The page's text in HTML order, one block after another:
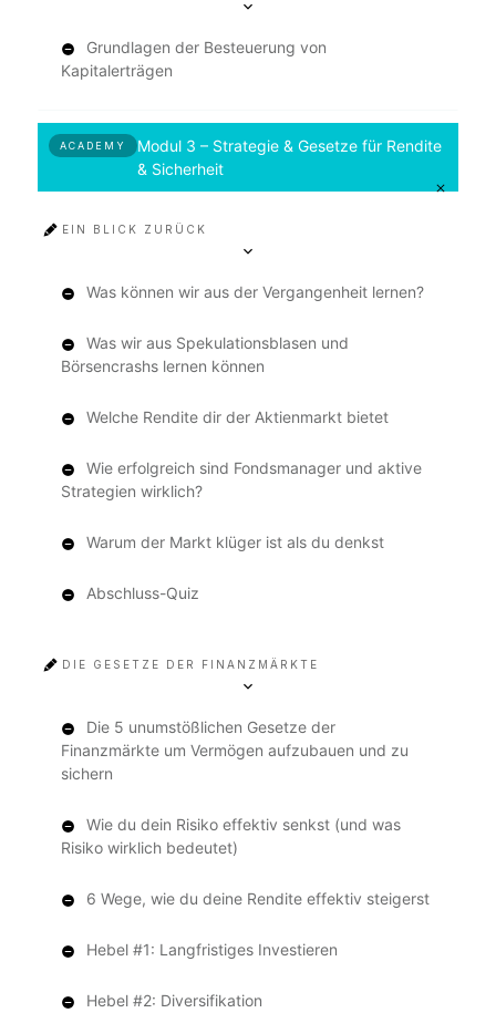
Grundlagen der Besteuerung von
Kapitalerträgen
ACADEMY
Modul 3 – Strategie & Gesetze für Rendite
& Sicherheit
EIN BLICK ZURÜCK
Was können wir aus der Vergangenheit lernen?
Was wir aus Spekulationsblasen und
Börsencrashs lernen können
Welche Rendite dir der Aktienmarkt bietet
Wie erfolgreich sind Fondsmanager und aktive
Strategien wirklich?
Warum der Markt klüger ist als du denkst
Abschluss-Quiz
DIE GESETZE DER FINANZMÄRKTE
Die 5 unumstößlichen Gesetze der
Finanzmärkte um Vermögen aufzubauen und zu
sichern
Wie du dein Risiko effektiv senkst (und was
Risiko wirklich bedeutet)
6 Wege, wie du deine Rendite effektiv steigerst
Hebel #1: Langfristiges Investieren
Hebel #2: Diversifikation